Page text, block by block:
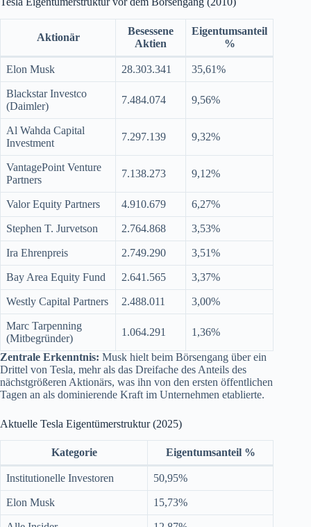
Aktionär
Besessene
Aktien
Eigentumsanteil
%
Elon Musk 28.303.341 35,61%
Blackstar Investco
(Daimler)
7.484.074 9,56%
Al Wahda Capital
Investment
7.297.139 9,32%
VantagePoint Venture
Partners
7.138.273 9,12%
Valor Equity Partners 4.910.679 6,27%
Stephen T. Jurvetson 2.764.868 3,53%
Ira Ehrenpreis 2.749.290 3,51%
Bay Area Equity Fund 2.641.565 3,37%
Westly Capital Partners 2.488.011 3,00%
Marc Tarpenning
(Mitbegründer)
1.064.291 1,36%
Zentrale Erkenntnis: Musk hielt beim Börsengang über ein
Drittel von Tesla, mehr als das Dreifache des Anteils des
nächstgrößeren Aktionärs, was ihn von den ersten öffentlichen
Tagen an als dominierende Kraft im Unternehmen etablierte.
Aktuelle Tesla Eigentümerstruktur (2025)
Kategorie Eigentumsanteil %
Institutionelle Investoren 50,95%
Elon Musk 15,73%